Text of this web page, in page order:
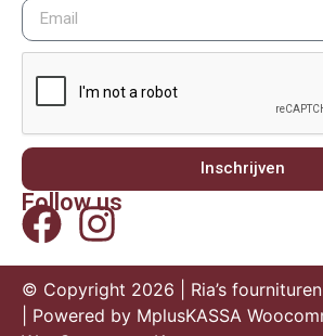
Inschrijven
Follow us
© Copyright 2026 | Ria’s fournituren
| Powered by MplusKASSA